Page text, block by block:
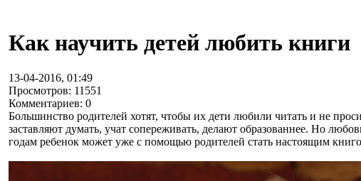
Как научить детей любить книги
13-04-2016, 01:49
Просмотров: 11551
Комментариев: 0
Большинство родителей хотят, чтобы их дети любили читать и не
заставляют думать, учат сопереживать, делают образованнее. Но
годам ребенок может уже с помощью родителей стать настоящим